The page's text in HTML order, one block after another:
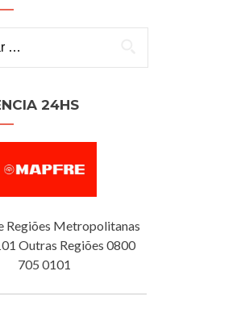
24HS
Regiões Metropolitanas
Outras Regiões 0800
705 0101